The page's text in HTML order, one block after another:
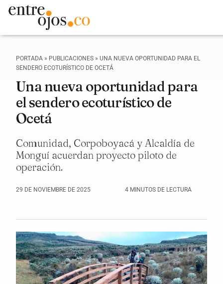
PORTADA » PUBLICACIONES » UNA NUEVA OPORTUNIDAD PARA EL
SENDERO ECOTURÍSTICO DE OCETÁ
Una nueva oportunidad para
el sendero ecoturístico de
Ocetá
Comunidad, Corpoboyacá y Alcaldía de
Monguí acuerdan proyecto piloto de
operación.
29 DE NOVIEMBRE DE 2025 4 MINUTOS DE LECTURA